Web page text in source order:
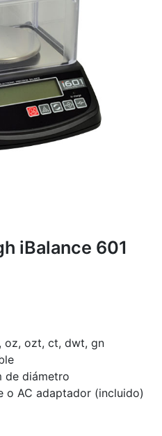
iBalance 601
oz, ozt, ct, dwt, gn
de diámetro
o AC adaptador (incluido)